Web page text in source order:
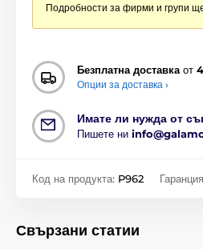
Подробности за фирми и групи
Безплатна доставкаот
Опции за доставка ›
Имате ли нужда от
Пишете ни
Код на продукта: P962
Свързани статии